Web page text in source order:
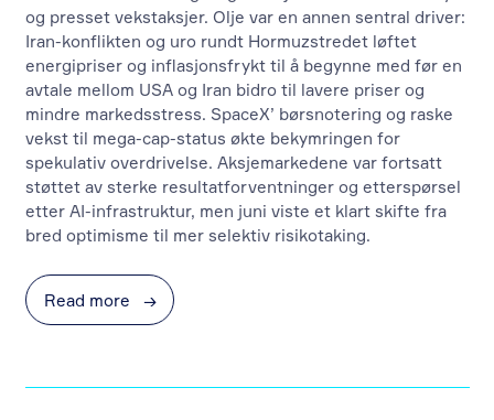
og presset vekstaksjer. Olje var en annen sentral driver:
Iran-konflikten og uro rundt Hormuzstredet løftet
energipriser og inflasjonsfrykt til å begynne med før en
avtale mellom USA og Iran bidro til lavere priser og
mindre markedsstress. SpaceX’ børsnotering og raske
vekst til mega-cap-status økte bekymringen for
spekulativ overdrivelse. Aksjemarkedene var fortsatt
støttet av sterke resultatforventninger og etterspørsel
etter AI-infrastruktur, men juni viste et klart skifte fra
bred optimisme til mer selektiv risikotaking.
Read more →